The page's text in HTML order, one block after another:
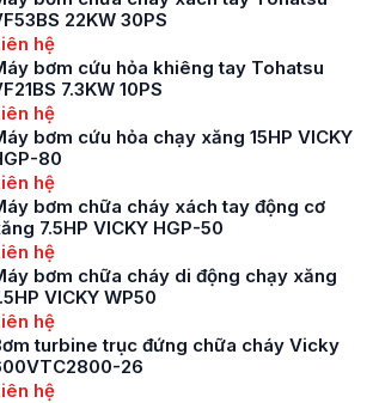
22KW 30PS
hệ
bơm cứu hỏa khiêng tay Tohatsu
7.3KW 10PS
hệ
bơm cứu hỏa chạy xăng 15HP VICKY
80
hệ
bơm chữa cháy xách tay động cơ
7.5HP VICKY HGP-50
hệ
bơm chữa cháy di động chạy xăng
VICKY WP50
hệ
turbine trục đứng chữa cháy Vicky
26
hệ